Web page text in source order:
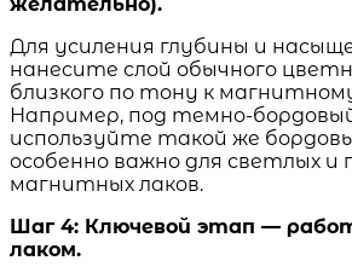
Для усиления глубины и
нанесите слой обычного
близкого по тону к
Например, под темно-
используйте такой же
особенно важно для светлых и
магнитных лаков.
Шаг 4: Ключевой этап —
лаком.